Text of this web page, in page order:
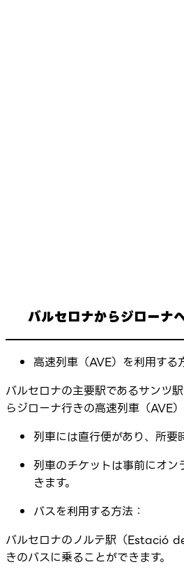
バルセロナからジローナ
高速列車（AVE）を利用する
バルセロナの主要駅であるサン
らジローナ行きの高速列車（AVE
列車には直行便があり、所要
列車のチケットは事前にオン
きます。
バスを利用する方法：
バルセロナのノルテ駅（Estació
きのバスに乗ることができます。